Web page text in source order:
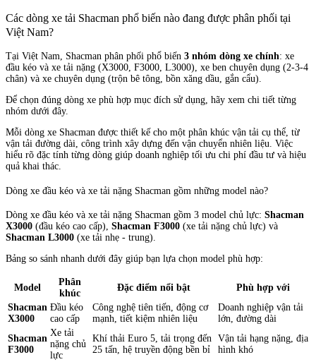
Các dòng xe tải Shacman phổ biến nào đang được phân phối tại
Việt Nam?
Tại Việt Nam, Shacman phân phối phổ biến 3 nhóm dòng xe chính: xe
đầu kéo và xe tải nặng (X3000, F3000, L3000), xe ben chuyên dụng (2-3-4
chân) và xe chuyên dụng (trộn bê tông, bồn xăng dầu, gắn cẩu).
Để chọn đúng dòng xe phù hợp mục đích sử dụng, hãy xem chi tiết từng
nhóm dưới đây.
Mỗi dòng xe Shacman được thiết kế cho một phân khúc vận tải cụ thể, từ
vận tải đường dài, công trình xây dựng đến vận chuyển nhiên liệu. Việc
hiểu rõ đặc tính từng dòng giúp doanh nghiệp tối ưu chi phí đầu tư và hiệu
quả khai thác.
Dòng xe đầu kéo và xe tải nặng Shacman gồm những model nào?
Dòng xe đầu kéo và xe tải nặng Shacman gồm 3 model chủ lực: Shacman
X3000 (đầu kéo cao cấp), Shacman F3000 (xe tải nặng chủ lực) và
Shacman L3000 (xe tải nhẹ - trung).
Bảng so sánh nhanh dưới đây giúp bạn lựa chọn model phù hợp:
Model
Phân
khúc
Đặc điểm nổi bật
Phù hợp với
Shacman
X3000
Đầu kéo
cao cấp
Công nghệ tiên tiến, động cơ
mạnh, tiết kiệm nhiên liệu
Doanh nghiệp vận tải
lớn, đường dài
Shacman
F3000
Xe tải
nặng chủ
lực
Khí thải Euro 5, tải trọng đến
25 tấn, hệ truyền động bền bỉ
Vận tải hạng nặng, địa
hình khó